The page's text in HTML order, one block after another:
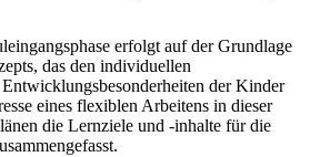
erfolgt auf der Grundlage
das den individuellen
der Kinder
eines flexiblen Arbeitens in dieser
die Lernziele und -inhalte für die